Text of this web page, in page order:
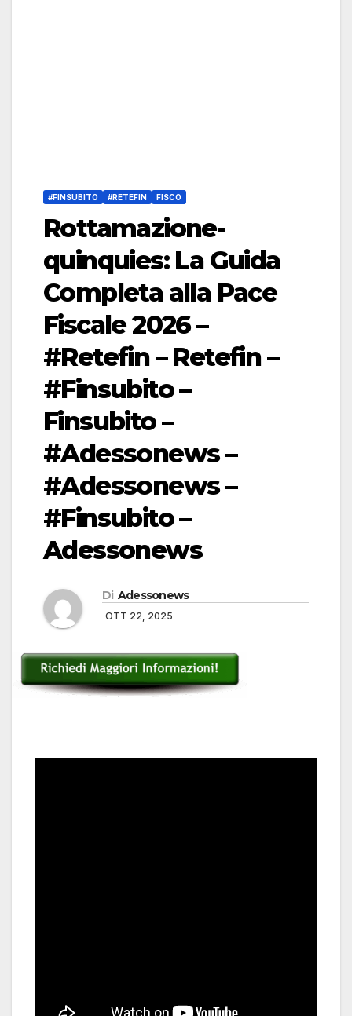
#FINSUBITO #RETEFIN FISCO
Rottamazione-
quinquies: La Guida
Completa alla Pace
Fiscale 2026 –
#Retefin – Retefin –
#Finsubito –
Finsubito –
#Adessonews –
#Adessonews –
#Finsubito –
Adessonews
Di Adessonews
OTT 22, 2025